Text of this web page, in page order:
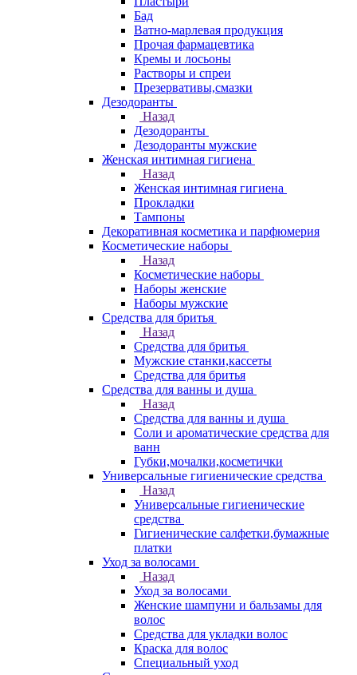
Бад
Ватно-марлевая продукция
Прочая фармацевтика
Кремы и лосьоны
Растворы и спреи
Презервативы,смазки
Дезодоранты
Назад
Дезодоранты
Дезодоранты мужские
Женская интимная гигиена
Назад
Женская интимная гигиена
Прокладки
Тампоны
Декоративная косметика и парфюмерия
Косметические наборы
Назад
Косметические наборы
Наборы женские
Наборы мужские
Средства для бритья
Назад
Средства для бритья
Мужские станки,кассеты
Средства для бритья
Средства для ванны и душа
Назад
Средства для ванны и душа
Соли и ароматические средства для
ванн
Губки,мочалки,косметички
Универсальные гигиенические средства
Назад
Универсальные гигиенические
средства
Гигиенические салфетки,бумажные
платки
Уход за волосами
Назад
Уход за волосами
Женские шампуни и бальзамы для
волос
Средства для укладки волос
Краска для волос
Специальный уход